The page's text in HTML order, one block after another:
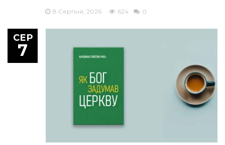
8 Серпня, 2026 624 0
СЕР
7